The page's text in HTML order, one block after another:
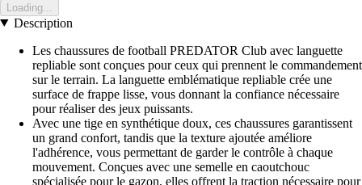
Loading...
Description
Les chaussures de football PREDATOR Club avec languette
repliable sont conçues pour ceux qui prennent le commandement
sur le terrain. La languette emblématique repliable crée une
surface de frappe lisse, vous donnant la confiance nécessaire
pour réaliser des jeux puissants.
Avec une tige en synthétique doux, ces chaussures garantissent
un grand confort, tandis que la texture ajoutée améliore
l'adhérence, vous permettant de garder le contrôle à chaque
mouvement. Conçues avec une semelle en caoutchouc
spécialisée pour le gazon, elles offrent la traction nécessaire pour